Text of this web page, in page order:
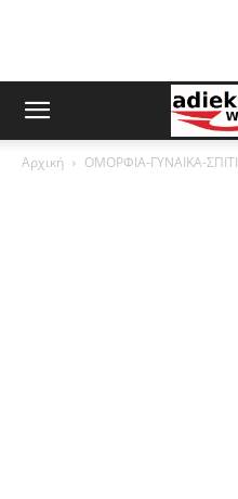
Αρχική ΟΜΟΡΦΙΑ-ΓΥΝΑΙΚΑ-ΣΠΙΤΙ